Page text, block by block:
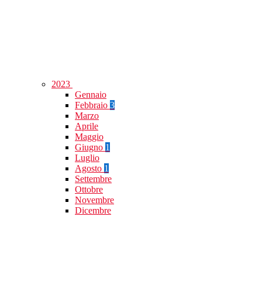
2023
Gennaio
Febbraio 3
Marzo
Aprile
Maggio
Giugno 1
Luglio
Agosto 1
Settembre
Ottobre
Novembre
Dicembre